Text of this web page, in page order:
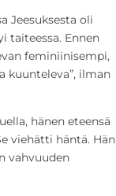
Jeesuksesta oli
taiteessa. Ennen
feminiinisempi,
kuunteleva”, ilman
hänen eteensä
viehätti häntä. Hän
vahvuuden